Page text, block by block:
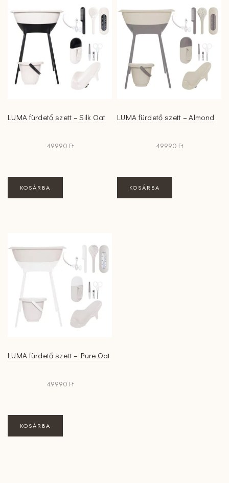
LUMA fürdető szett – Silk Oat
49990 Ft
KOSÁRBA
LUMA fürdető szett – Almond
49990 Ft
KOSÁRBA
LUMA fürdető szett – Pure Oat
49990 Ft
KOSÁRBA